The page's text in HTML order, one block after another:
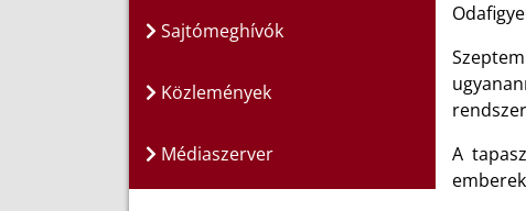
Sajtómeghívók
Közlemények
Médiaszerver
A